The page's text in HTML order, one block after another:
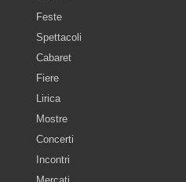
Feste
Spettacoli
Cabaret
Fiere
Lirica
Mostre
Concerti
Incontri